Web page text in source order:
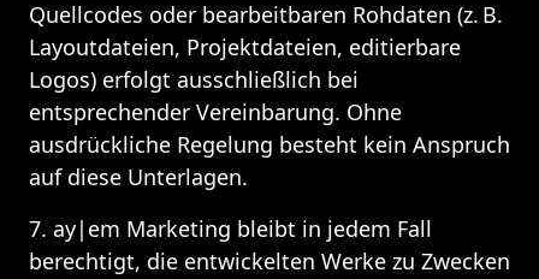
Quellcodes oder bearbeitbaren Rohdaten (z. B.
Layoutdateien, Projektdateien, editierbare
Logos) erfolgt ausschließlich bei
entsprechender Vereinbarung. Ohne
ausdrückliche Regelung besteht kein Anspruch
auf diese Unterlagen.
7. ay|em Marketing bleibt in jedem Fall
berechtigt, die entwickelten Werke zu Zwecken